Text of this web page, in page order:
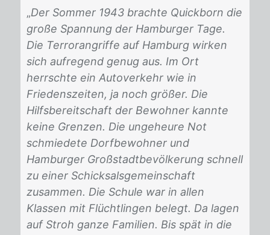
„Der Sommer 1943 brachte Quickborn die
große Spannung der Hamburger Tage.
Die Terrorangriffe auf Hamburg wirken
sich aufregend genug aus. Im Ort
herrschte ein Autoverkehr wie in
Friedenszeiten, ja noch größer. Die
Hilfsbereitschaft der Bewohner kannte
keine Grenzen. Die ungeheure Not
schmiedete Dorfbewohner und
Hamburger Großstadtbevölkerung schnell
zu einer Schicksalsgemeinschaft
zusammen. Die Schule war in allen
Klassen mit Flüchtlingen belegt. Da lagen
auf Stroh ganze Familien. Bis spät in die